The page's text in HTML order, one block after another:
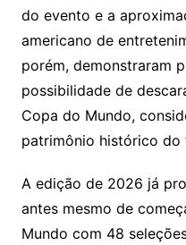
do evento e a
americano de
porém, demonstraram
possibilidade de
Copa do Mundo,
patrimônio histórico do
A edição de 2026 já
antes mesmo de
Mundo com 48